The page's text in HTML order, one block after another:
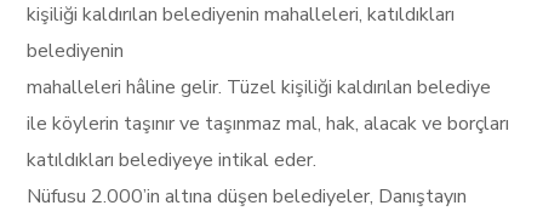
kişiliği kaldırılan belediyenin mahalleleri, katıldıkları
belediyenin
mahalleleri hâline gelir. Tüzel kişiliği kaldırılan belediye
ile köylerin taşınır ve taşınmaz mal, hak, alacak ve borçları
katıldıkları belediyeye intikal eder.
Nüfusu 2.000’in altına düşen belediyeler, Danıştayın